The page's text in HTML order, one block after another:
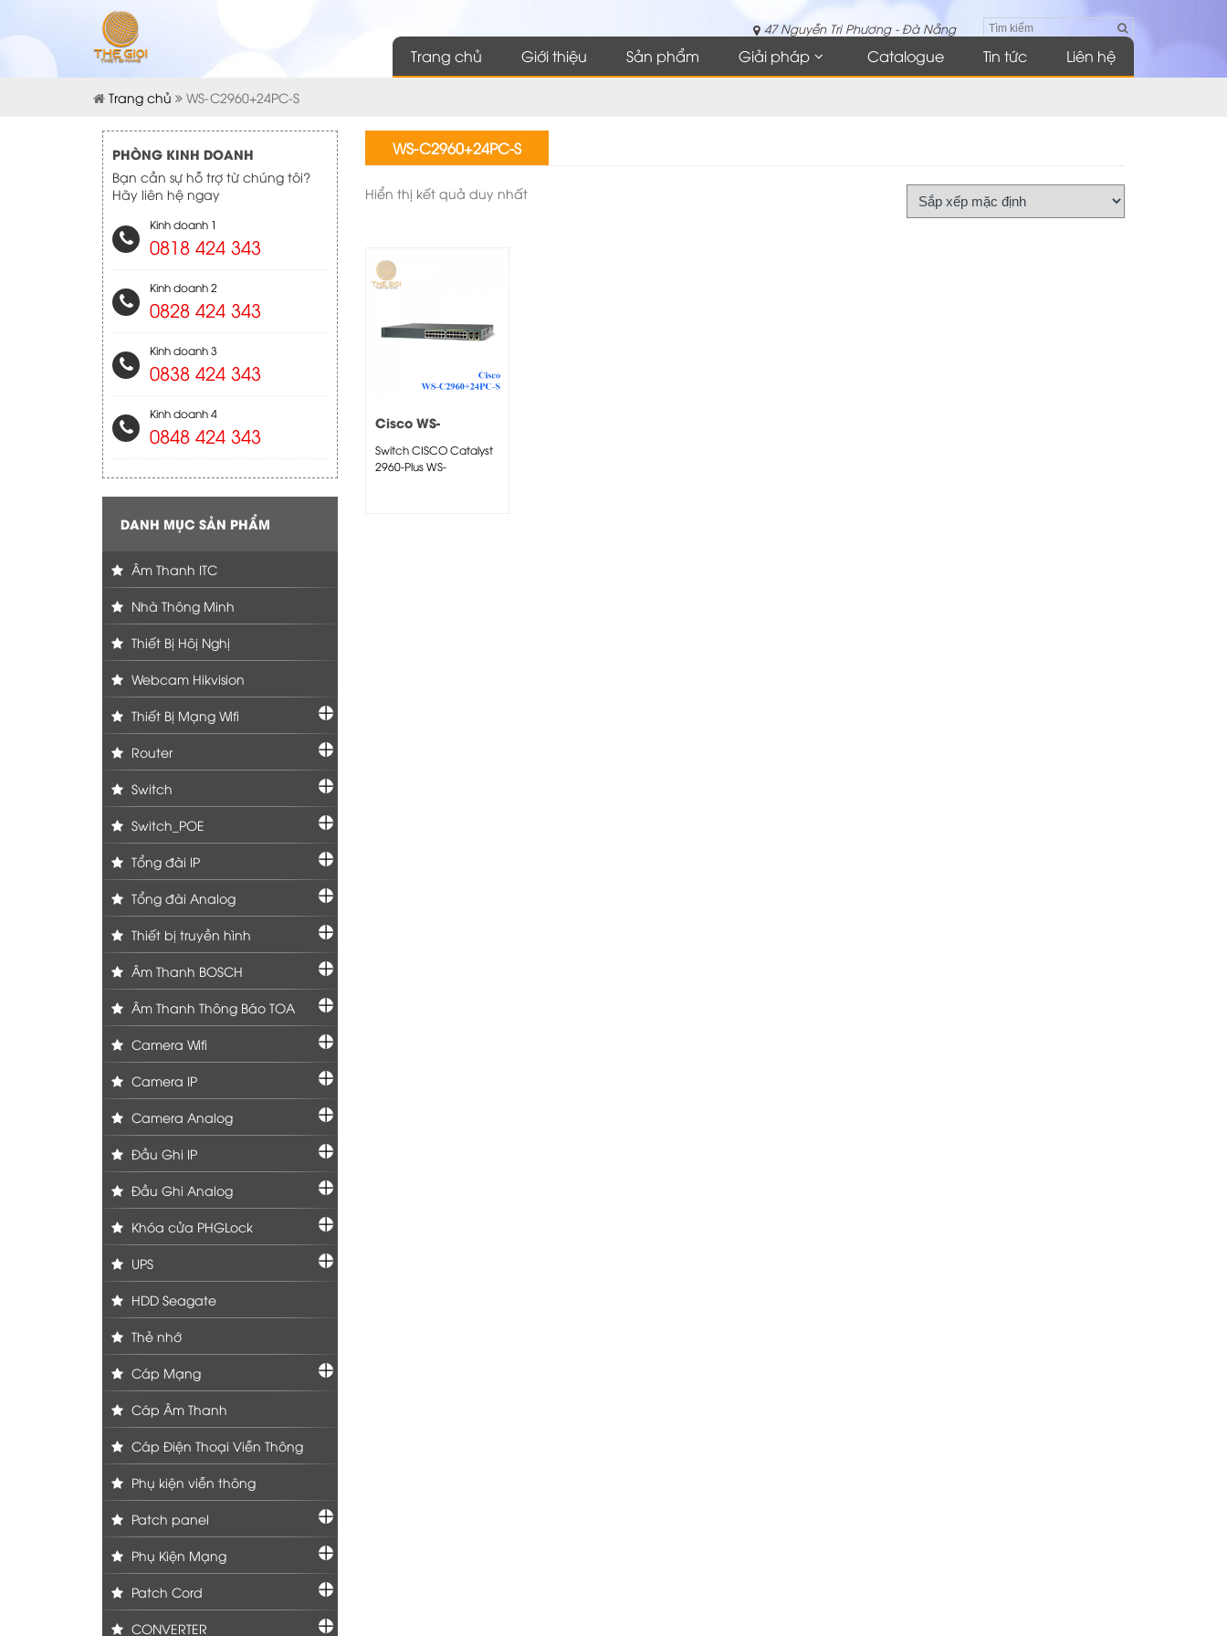
47 Nguyễn Tri Phương - Đà Nẵng
Trang chủ Giới thiệu Sản phẩm Giải pháp Catalogue Tin tức Liên hệ
Trang chủ WS-C2960+24PC-S
PHÒNG KINH DOANH
Bạn cần sự hỗ trợ từ chúng tôi?
Hãy liên hệ ngay
Kinh doanh 1
0818 424 343
Kinh doanh 2
0828 424 343
Kinh doanh 3
0838 424 343
Kinh doanh 4
0848 424 343
DANH MỤC SẢN PHẨM
Âm Thanh ITC
Nhà Thông Minh
Thiết Bị Hôị Nghị
Webcam Hikvision
Thiết Bị Mạng Wifi
Router
Switch
Switch_POE
Tổng đài IP
Tổng đài Analog
Thiết bị truyền hình
Âm Thanh BOSCH
Âm Thanh Thông Báo TOA
Camera Wifi
Camera IP
Camera Analog
Đầu Ghi IP
Đầu Ghi Analog
Khóa cửa PHGLock
UPS
HDD Seagate
Thẻ nhớ
Cáp Mạng
Cáp Âm Thanh
Cáp Điện Thoại Viễn Thông
Phụ kiện viễn thông
Patch panel
Phụ Kiện Mạng
Patch Cord
CONVERTER
WS-C2960+24PC-S
Hiển thị kết quả duy nhất
Cisco WS-
C2960+24PC-S
Switch CISCO Catalyst
2960-Plus WS-